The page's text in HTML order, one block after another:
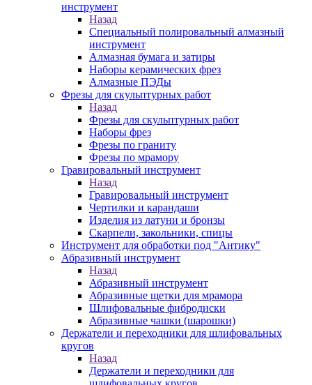
инструмент
Назад
Специальный полировальный алмазный
инструмент
Алмазная бумага и затиры
Наборы керамических фрез
Алмазные ПЭДы
Фрезы для скульптурных работ
Назад
Фрезы для скульптурных работ
Наборы фрез
Фрезы по граниту
Фрезы по мрамору
Гравировальный инструмент
Назад
Гравировальный инструмент
Чертилки и карандаши
Изделия из латуни и бронзы
Скарпели, закольники, спицы
Инструмент для обработки под "Антику"
Абразивный инструмент
Назад
Абразивный инструмент
Абразивные щетки для мрамора
Шлифовальные фибродиски
Абразивные чашки (шарошки)
Держатели и переходники для шлифовальных
кругов
Назад
Держатели и переходники для